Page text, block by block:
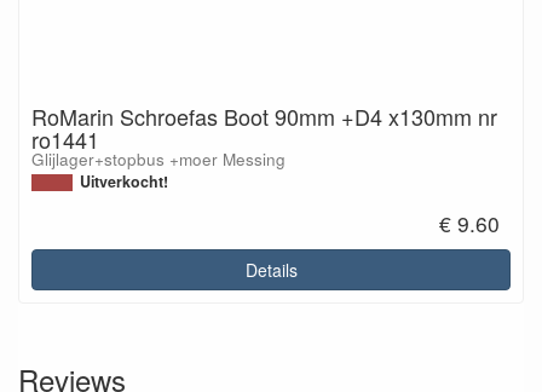
RoMarin Schroefas Boot 90mm +D4 x130mm nr
ro1441
Glijlager+stopbus +moer Messing
Uitverkocht!
€ 9.60
Details
Reviews